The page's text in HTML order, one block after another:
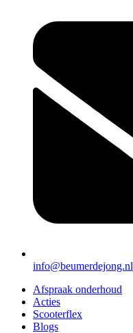
info@beumerdejong.nl
Afspraak onderhoud
Acties
Scooterflex
Blogs